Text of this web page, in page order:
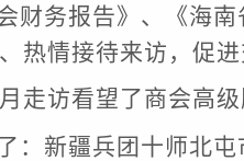
财务报告》、《海
、热情接待来访，促
走访看望了商会高
：新疆兵团十师北屯